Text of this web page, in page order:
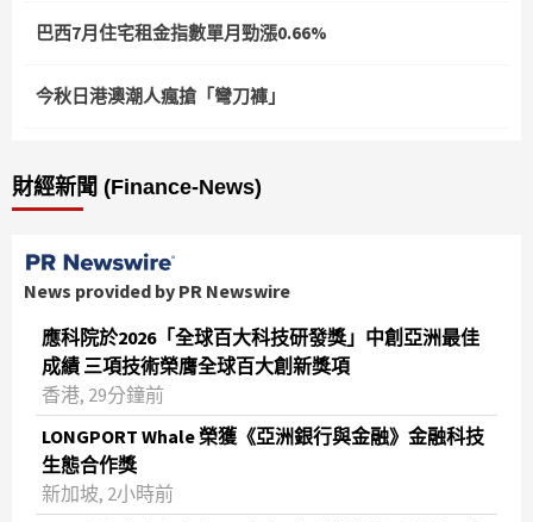
巴西7月住宅租金指數單月勁漲0.66%
今秋日港澳潮人瘋搶「彎刀褲」
財經新聞 (Finance-News)
News provided by PR Newswire
應科院於2026「全球百大科技研發獎」中創亞洲最佳
成績 三項技術榮膺全球百大創新獎項
香港, 29分鐘前
LONGPORT Whale 榮獲《亞洲銀行與金融》金融科技
生態合作獎
新加坡, 2小時前